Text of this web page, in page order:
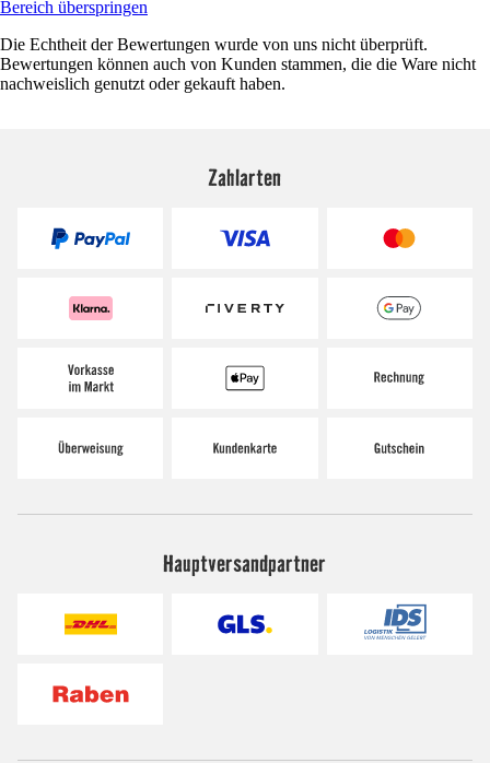
Bereich überspringen
Die Echtheit der Bewertungen wurde von uns nicht überprüft.
Bewertungen können auch von Kunden stammen, die die Ware nicht
nachweislich genutzt oder gekauft haben.
Zahlarten
Hauptversandpartner